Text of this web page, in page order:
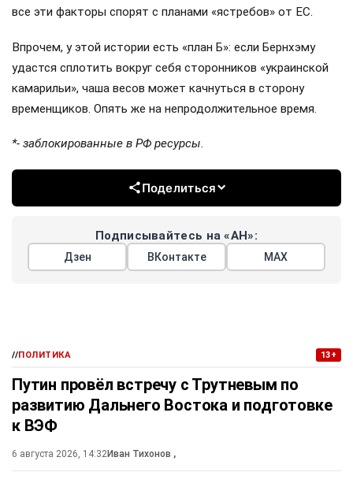
все эти факторы спорят с планами «ястребов» от ЕС.
Впрочем, у этой истории есть «план Б»: если Бернхэму
удастся сплотить вокруг себя сторонников «украинской
камарильи», чаша весов может качнуться в сторону
временщиков. Опять же на непродолжительное время.
*- заблокированные в РФ ресурсы.
Поделиться
Подписывайтесь на «АН»:
Дзен ВКонтакте МАХ
//ПОЛИТИКА 13+
Путин провёл встречу с Трутневым по
развитию Дальнего Востока и подготовке
к ВЭФ
6 августа 2026, 14:32Иван Тихонов ,